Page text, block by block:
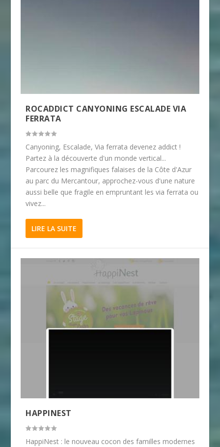
ROCADDICT CANYONING ESCALADE VIA
FERRATA
Canyoning, Escalade, Via ferrata devenez addict !
Partez à la découverte d'un monde vertical...
Parcourez les magnifiques falaises de la Côte d'Azur
au parc du Mercantour, approchez-vous d'une nature
aussi belle que fragile en empruntant les via ferrata ou
vivez...
LIRE LA SUITE
HAPPINEST
HappiNest : le nouveau cocon des familles modernes